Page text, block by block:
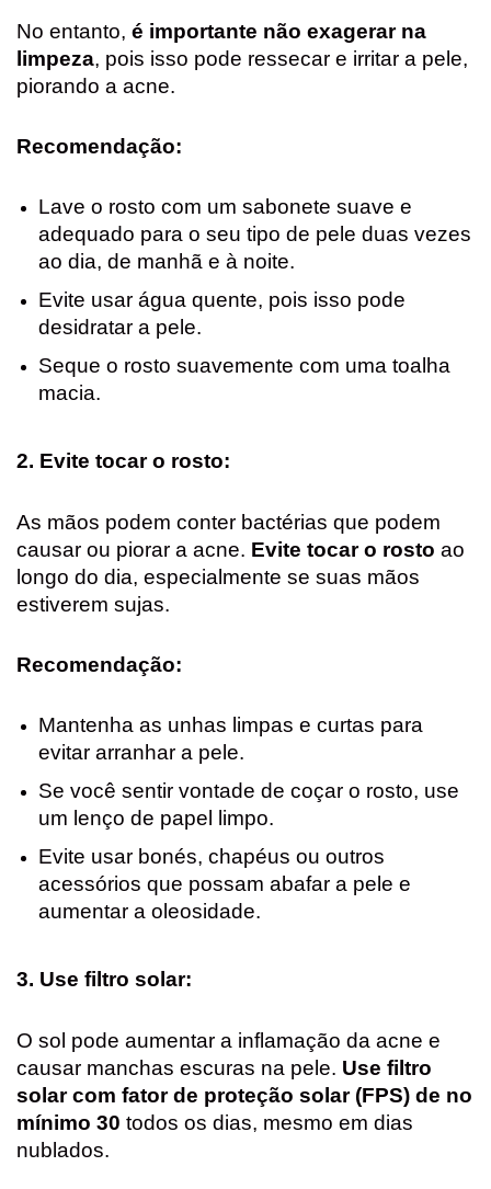
No entanto, é importante não exagerar na
limpeza, pois isso pode ressecar e irritar a pele,
piorando a acne.
Recomendação:
Lave o rosto com um sabonete suave e
adequado para o seu tipo de pele duas vezes
ao dia, de manhã e à noite.
Evite usar água quente, pois isso pode
desidratar a pele.
Seque o rosto suavemente com uma toalha
macia.
2. Evite tocar o rosto:
As mãos podem conter bactérias que podem
causar ou piorar a acne. Evite tocar o rosto ao
longo do dia, especialmente se suas mãos
estiverem sujas.
Recomendação:
Mantenha as unhas limpas e curtas para
evitar arranhar a pele.
Se você sentir vontade de coçar o rosto, use
um lenço de papel limpo.
Evite usar bonés, chapéus ou outros
acessórios que possam abafar a pele e
aumentar a oleosidade.
3. Use filtro solar:
O sol pode aumentar a inflamação da acne e
causar manchas escuras na pele. Use filtro
solar com fator de proteção solar (FPS) de no
mínimo 30 todos os dias, mesmo em dias
nublados.